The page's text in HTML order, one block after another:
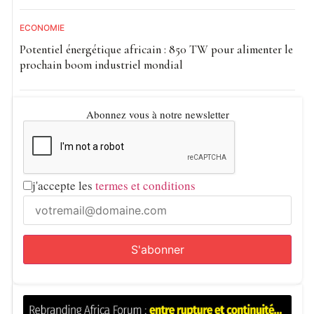
dans l’administration guinéenne, alors que le
gouvernement poursuit ses réformes visant à renforcer
l’efficacité des services publics et la gouvernance
ECONOMIE
Potentiel énergétique africain : 850 TW pour alimenter le
prochain boom industriel mondial
Abonnez vous à notre newsletter
j'accepte les termes et conditions